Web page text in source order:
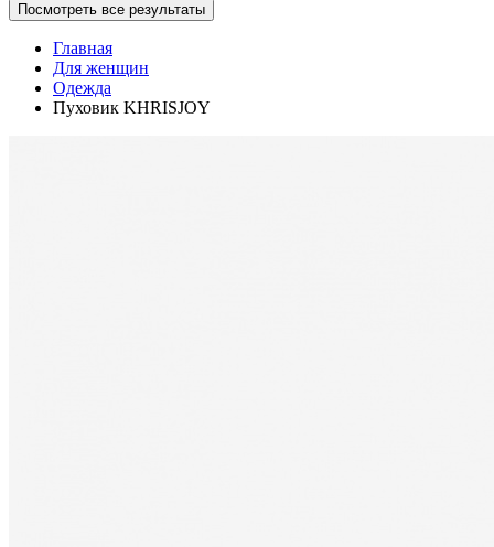
Посмотреть все результаты
Главная
Для женщин
Одежда
Пуховик KHRISJOY